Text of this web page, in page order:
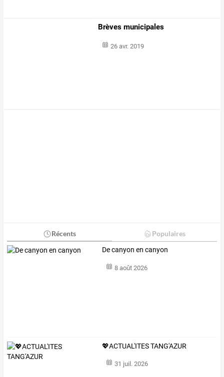
Brèves municipales
26 avr. 2019
Récents Populaires
De canyon en canyon
8 août 2026
💖ACTUAL'ITES TANG'AZUR
31 juil. 2026